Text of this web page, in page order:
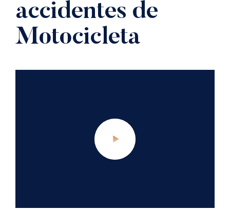
accidentes de
Motocicleta